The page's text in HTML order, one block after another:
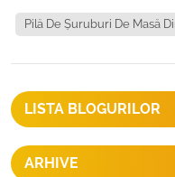
Vă rugăm să ne contactați
INSTALARE PĂMÂNT
proiectăm rafturi solare/
web, prin urmare, vă rugăm
multe detalii pentru
Pilă De Șuruburi De Masă
LISTA BLOGURILOR
ARHIVE